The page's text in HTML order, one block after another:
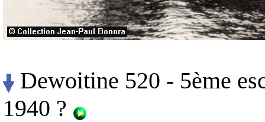
Dewoitine 520 - 5ème
1940 ?